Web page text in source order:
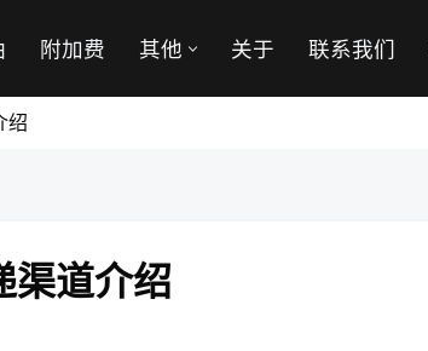
附加费 其他 关于 联系我们
绍
渠道介绍